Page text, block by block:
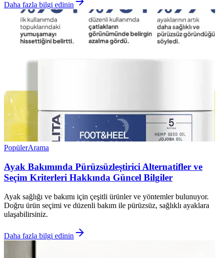
Daha fazla bilgi edinin
PopülerArama
Ayak Bakımında Pürüzsüzleştirici Alternatifler ve
Seçim Kriterleri Hakkında Güncel Bilgiler
Ayak sağlığı ve bakımı için çeşitli ürünler ve yöntemler bulunuyor.
Doğru ürün seçimi ve düzenli bakım ile pürüzsüz, sağlıklı ayaklara
ulaşabilirsiniz.
Daha fazla bilgi edinin